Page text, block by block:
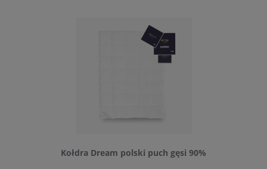
Kołdra Dream polski puch gęsi 90%